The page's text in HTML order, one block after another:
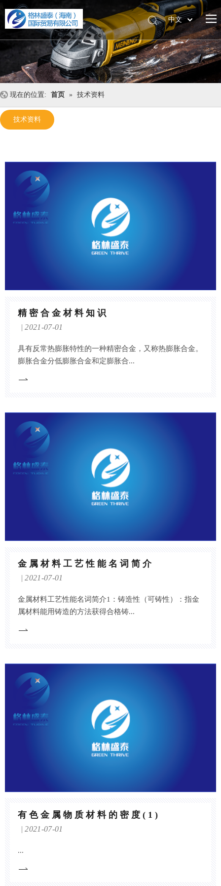
中文
English
现在的位置: 首页 » 技术资料
技术资料
精密合金材料知识
2021-07-01
具有反常热膨胀特性的一种精密合金，又称热膨胀合金。
膨胀合金分低膨胀合金和定膨胀合...
金属材料工艺性能名词简介
2021-07-01
金属材料工艺性能名词简介1：铸造性（可铸性）：指金
属材料能用铸造的方法获得合格铸...
有色金属物质材料的密度(1)
2021-07-01
...